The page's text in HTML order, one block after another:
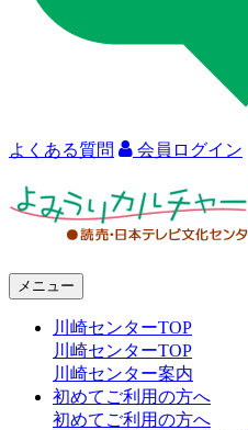
よくある質問 会員ログイン
メニュー
川崎センターTOP
川崎センターTOP
川崎センター案内
初めてご利用の方へ
初めてご利用の方へ